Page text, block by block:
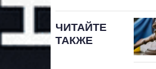
ЧИТАЙТЕ
ТАКЖЕ